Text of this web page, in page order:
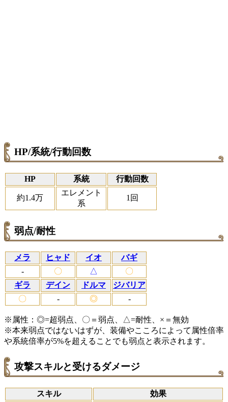
HP/系統/行動回数
HP 系統 行動回数
約1.4万
エレメント
系
1回
弱点/耐性
メラ ヒャド イオ
バギ
-
〇 △
〇
ギラ
デイン ドルマ
ジバリア
〇
- ◎ -
※属性：◎=超弱点、〇＝弱点、△=耐性、×＝無効
※本来弱点ではないはずが、装備やこころによって属性倍率
や系統倍率が5%を超えることでも弱点と表示されます。
攻撃スキルと受けるダメージ
スキル 効果